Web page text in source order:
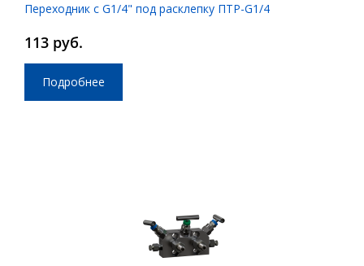
Переходник с G1/4" под расклепку ПТР-G1/4
113 руб.
Подробнее